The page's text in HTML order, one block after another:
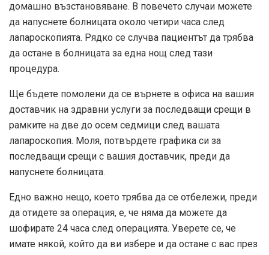
домашно възстановяване. В повечето случаи можете
да напуснете болницата около четири часа след
лапароскопията. Рядко се случва пациентът да трябва
да остане в болницата за една нощ след тази
процедура.
Ще бъдете помолени да се върнете в офиса на вашия
доставчик на здравни услуги за последващи срещи в
рамките на две до осем седмици след вашата
лапароскопия. Моля, потвърдете графика си за
последващи срещи с вашия доставчик, преди да
напуснете болницата.
Едно важно нещо, което трябва да се отбележи, преди
да отидете за операция, е, че няма да можете да
шофирате 24 часа след операцията. Уверете се, че
имате някой, който да ви избере и да остане с вас през